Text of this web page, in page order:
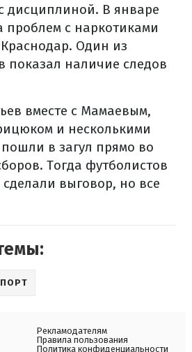
дисциплиной. В январе
проблем с наркотиками
Один из
показал наличие следов
вместе с Мамаевым,
и несколькими
в загул прямо во
Тогда футболистов
выговор, но все
Рекламодателям
Правила пользования
Политика конфиденциальности